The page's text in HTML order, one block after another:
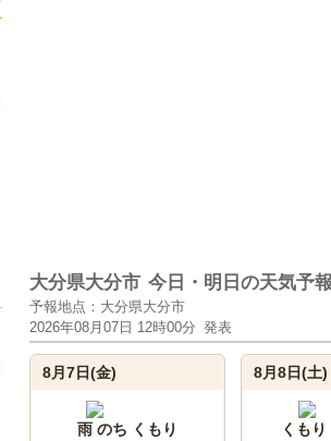
大分県大分市 今日・明日の天気予報
予報地点：大分県大分市
2026年08月07日 12時00分 発表
8月7日(金)
雨 のち くもり
8月8日(土)
くも